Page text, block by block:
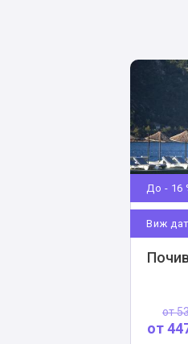
До - 16
Виж
от
от